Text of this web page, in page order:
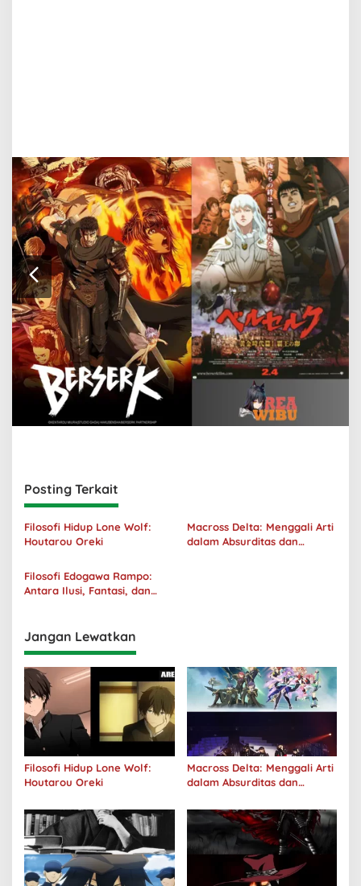
Posting Terkait
Filosofi Hidup Lone Wolf:
Houtarou Oreki
Macross Delta: Menggali Arti
dalam Absurditas dan
Filosofi Edogawa Rampo:
Antara Ilusi, Fantasi, dan
Jangan Lewatkan
Filosofi Hidup Lone Wolf:
Houtarou Oreki
Macross Delta: Menggali Arti
dalam Absurditas dan